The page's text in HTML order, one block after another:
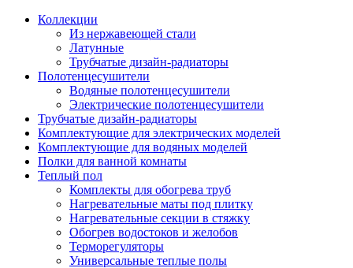
Коллекции
Из нержавеющей стали
Латунные
Трубчатые дизайн-радиаторы
Полотенцесушители
Водяные полотенцесушители
Электрические полотенцесушители
Трубчатые дизайн-радиаторы
Комплектующие для электрических моделей
Комплектующие для водяных моделей
Полки для ванной комнаты
Теплый пол
Комплекты для обогрева труб
Нагревательные маты под плитку
Нагревательные секции в стяжку
Обогрев водостоков и желобов
Терморегуляторы
Универсальные теплые полы